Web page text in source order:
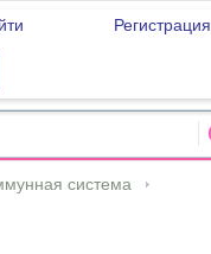
Регистрация
система